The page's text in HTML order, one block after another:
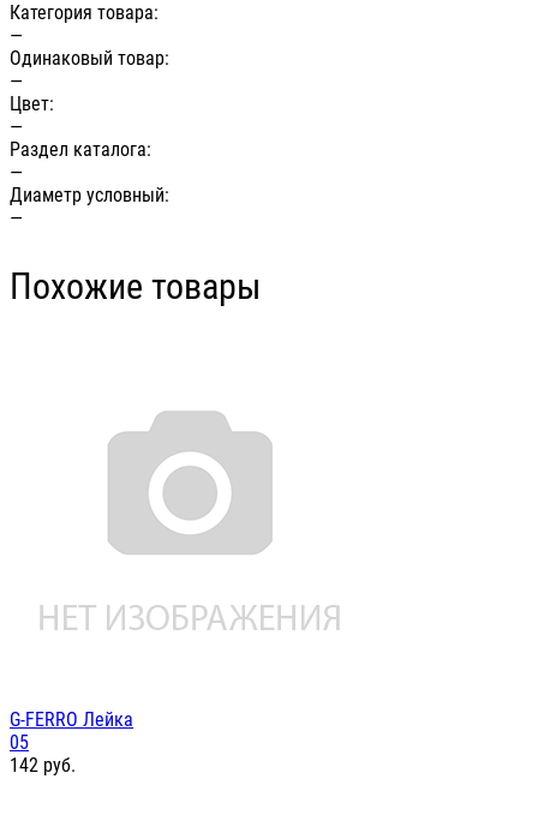
Категория товара:
—
Одинаковый товар:
—
Цвет:
—
Раздел каталога:
—
Диаметр условный:
—
Похожие товары
G-FERRO Лейка
05
142 руб.